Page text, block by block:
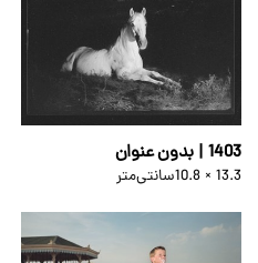
1403 | بدون عنوان
13.3 × 10.8 سانتی‌متر